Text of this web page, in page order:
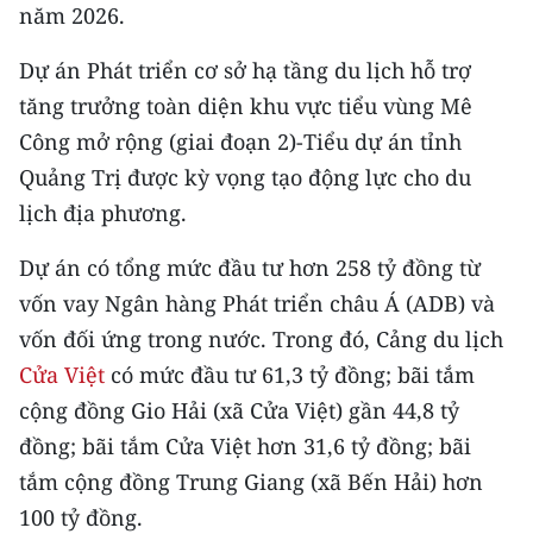
E-Magazine
Video
Media Chính trị
Media Kinh tế
Media Văn hóa
Media Xã hội
Media Pháp luật
Media Du lịch
Media Thế giới
Media Thể thao
năm 2026.
Dự án Phát triển cơ sở hạ tầng du lịch hỗ trợ
tăng trưởng toàn diện khu vực tiểu vùng Mê
Công mở rộng (giai đoạn 2)-Tiểu dự án tỉnh
Quảng Trị được kỳ vọng tạo động lực cho du
lịch địa phương.
Dự án có tổng mức đầu tư hơn 258 tỷ đồng từ
vốn vay Ngân hàng Phát triển châu Á (ADB) và
vốn đối ứng trong nước. Trong đó, Cảng du lịch
Cửa Việt có mức đầu tư 61,3 tỷ đồng; bãi tắm
cộng đồng Gio Hải (xã Cửa Việt) gần 44,8 tỷ
đồng; bãi tắm Cửa Việt hơn 31,6 tỷ đồng; bãi
tắm cộng đồng Trung Giang (xã Bến Hải) hơn
100 tỷ đồng.